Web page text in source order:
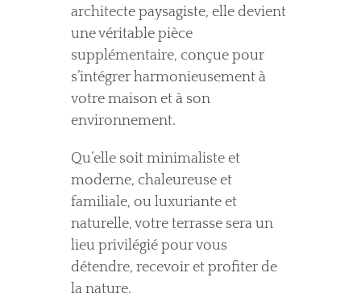
architecte paysagiste, elle devient
une véritable pièce
supplémentaire, conçue pour
s’intégrer harmonieusement à
votre maison et à son
environnement.
Qu’elle soit minimaliste et
moderne, chaleureuse et
familiale, ou luxuriante et
naturelle, votre terrasse sera un
lieu privilégié pour vous
détendre, recevoir et profiter de
la nature.